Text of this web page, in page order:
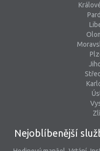
Nejoblíbenější